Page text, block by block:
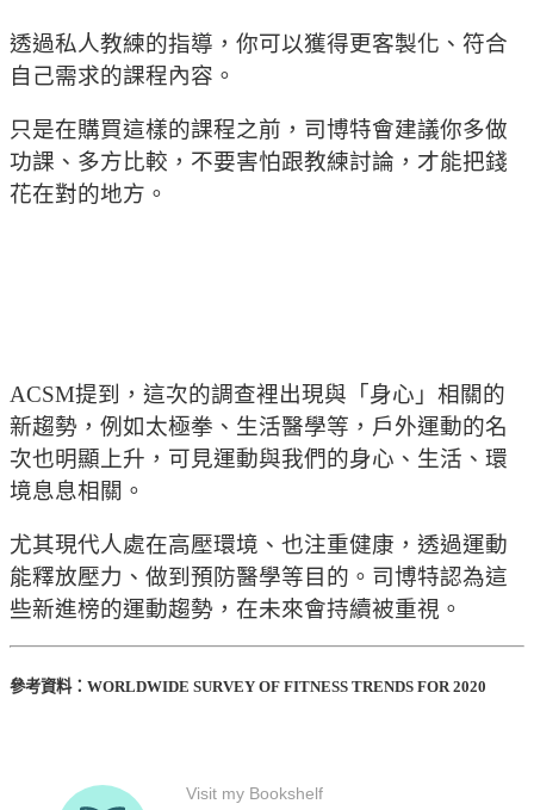
透過私人教練的指導，你可以獲得更客製化、符合
自己需求的課程內容。
只是在購買這樣的課程之前，司博特會建議你多做
功課、多方比較，不要害怕跟教練討論，才能把錢
花在對的地方。
ACSM提到，這次的調查裡出現與「身心」相關的
新趨勢，例如太極拳、生活醫學等，戶外運動的名
次也明顯上升，可見運動與我們的身心、生活、環
境息息相關。
尤其現代人處在高壓環境、也注重健康，透過運動
能釋放壓力、做到預防醫學等目的。司博特認為這
些新進榜的運動趨勢，在未來會持續被重視。
參考資料：WORLDWIDE SURVEY OF FITNESS TRENDS FOR 2020